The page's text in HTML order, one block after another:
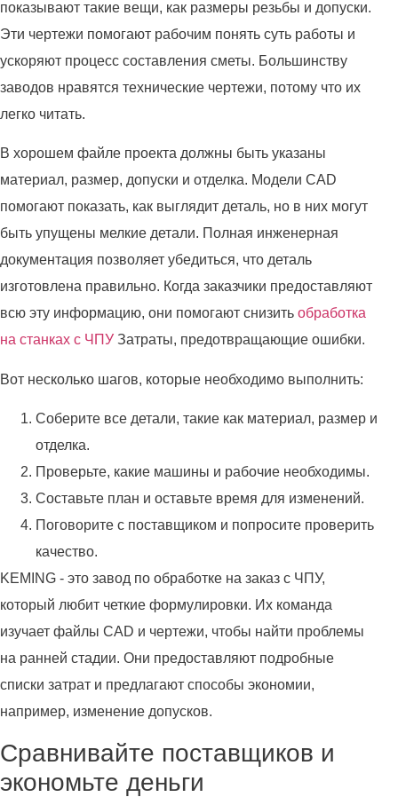
показывают такие вещи, как размеры резьбы и допуски.
Эти чертежи помогают рабочим понять суть работы и
ускоряют процесс составления сметы. Большинству
заводов нравятся технические чертежи, потому что их
легко читать.
В хорошем файле проекта должны быть указаны
материал, размер, допуски и отделка. Модели CAD
помогают показать, как выглядит деталь, но в них могут
быть упущены мелкие детали. Полная инженерная
документация позволяет убедиться, что деталь
изготовлена правильно. Когда заказчики предоставляют
всю эту информацию, они помогают снизить обработка
на станках с ЧПУ Затраты, предотвращающие ошибки.
Вот несколько шагов, которые необходимо выполнить:
Соберите все детали, такие как материал, размер и
отделка.
Проверьте, какие машины и рабочие необходимы.
Составьте план и оставьте время для изменений.
Поговорите с поставщиком и попросите проверить
качество.
KEMING - это завод по обработке на заказ с ЧПУ,
который любит четкие формулировки. Их команда
изучает файлы CAD и чертежи, чтобы найти проблемы
на ранней стадии. Они предоставляют подробные
списки затрат и предлагают способы экономии,
например, изменение допусков.
Сравнивайте поставщиков и
экономьте деньги